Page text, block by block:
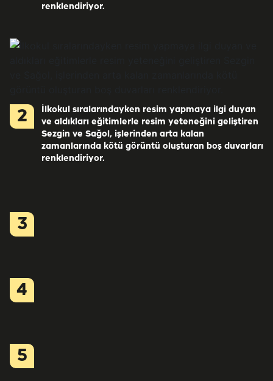
renklendiriyor.
2
İlkokul sıralarındayken resim yapmaya ilgi duyan
ve aldıkları eğitimlerle resim yeteneğini geliştiren
Sezgin ve Sağol, işlerinden arta kalan
zamanlarında kötü görüntü oluşturan boş duvarları
renklendiriyor.
3
4
5